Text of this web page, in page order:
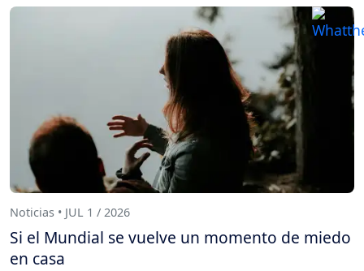
Noticias • JUL 1 / 2026
Si el Mundial se vuelve un momento de miedo
en casa